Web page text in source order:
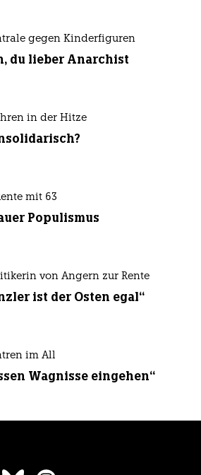
gegen Kinderfiguren
du lieber Anarchist
in der Hitze
mit 63
Populismus
von Angern zur Rente
ist der Osten egal“
im All
Wagnisse eingehen“